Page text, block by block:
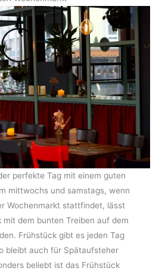
perfekte Tag mit einem guten
mittwochs und samstags, wenn
Wochenmarkt stattfindet, lässt
mit dem bunten Treiben auf dem
Frühstück gibt es jeden Tag
bleibt auch für Spätaufsteher
beliebt ist das Frühstück